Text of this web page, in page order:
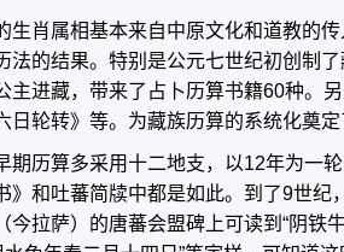
生肖属相基本来自中原文化和道教的
法的结果。特别是公元七世纪初创制
主进藏，带来了占卜历算书籍60种。
日轮转》等。为藏族历算的系统化奠定
期历算多采用十二地支，以12年为一
》和吐蕃简牍中都是如此。到了9世纪
今拉萨）的唐蕃会盟碑上可读到“阴铁